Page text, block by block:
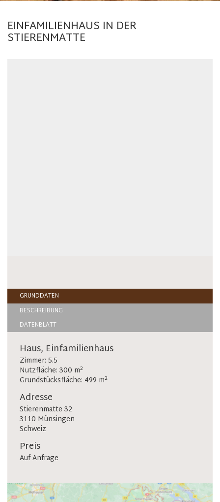
EINFAMILIENHAUS IN DER
STIERENMATTE
GRUNDDATEN
BESCHREIBUNG
DATENBLATT
Haus, Einfamilienhaus
Zimmer: 5.5
Nutzfläche: 300 m2
Grundstücksfläche: 499 m2
Adresse
Stierenmatte 32
3110 Münsingen
Schweiz
Preis
Auf Anfrage